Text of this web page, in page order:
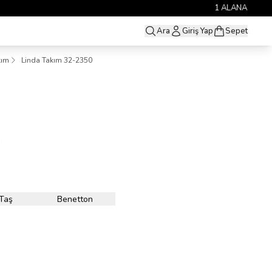
Ara Giriş Yap Sepet
Linda Takım 32-2350
Benetton